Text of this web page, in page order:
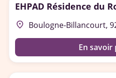
EHPAD Résidence du
place Boulogne-Billancourt,
En savoir